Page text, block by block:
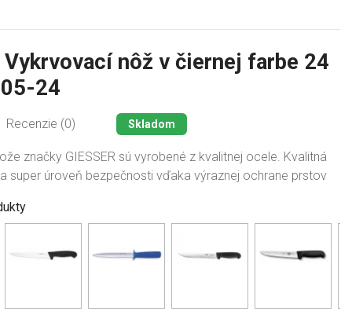
Vykrvovací nôž v čiernej farbe 24
24
Recenzie (0) Skladom
značky GIESSER sú vyrobené z kvalitnej ocele. Kvalitná
super úroveň bezpečnosti vďaka výraznej ochrane prstov